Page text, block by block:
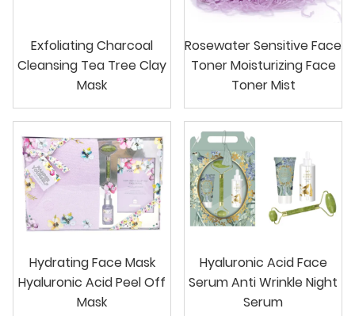
Exfoliating Charcoal
Cleansing Tea Tree Clay
Mask
Rosewater Sensitive Face
Toner Moisturizing Face
Toner Mist
Hydrating Face Mask
Hyaluronic Acid Peel Off
Mask
Hyaluronic Acid Face
Serum Anti Wrinkle Night
Serum